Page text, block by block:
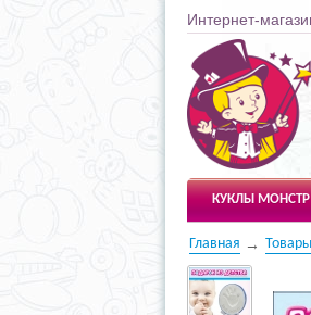
Интернет-
Чудесарик
КУКЛЫ МОНСТР
Главная Товары